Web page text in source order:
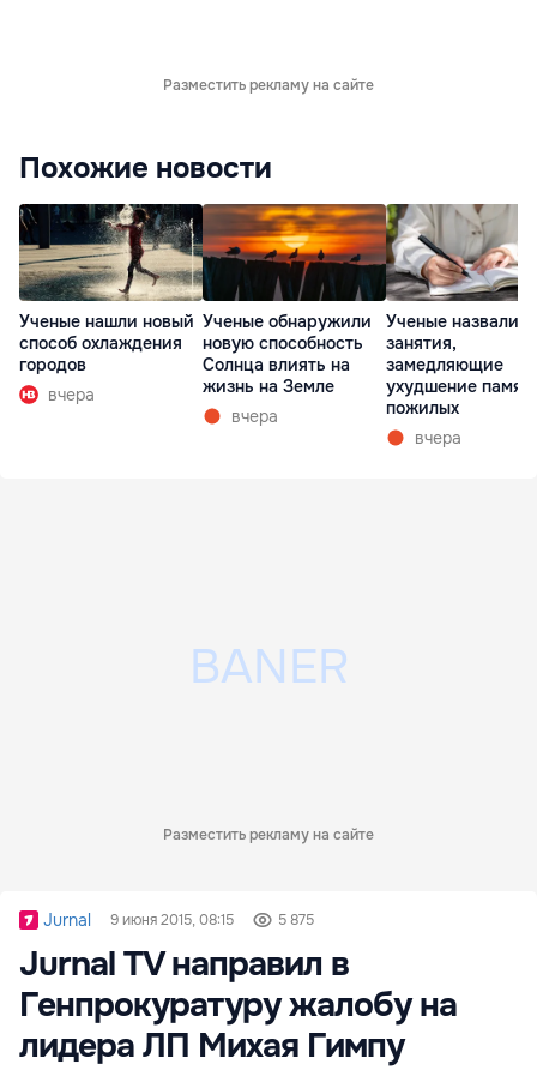
Разместить рекламу на сайте
Похожие новости
Ученые нашли новый
способ охлаждения
городов
вчера
Ученые обнаружили
новую способность
Солнца влиять на
жизнь на Земле
вчера
Ученые назвали
занятия,
замедляющие
ухудшение
пожилых
вчера
Разместить рекламу на сайте
Jurnal 9 июня 2015, 08:15 5 875
Jurnal TV направил в
Генпрокуратуру жалобу на
лидера ЛП Михая Гимпу